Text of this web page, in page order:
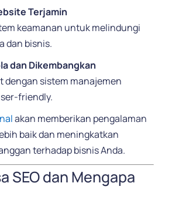
Terjamin
keamanan untuk melindungi
dan bisnis.
dan Dikembangkan
dengan sistem manajemen
friendly.
akan memberikan pengalaman
baik dan meningkatkan
terhadap bisnis Anda.
SEO dan Mengapa